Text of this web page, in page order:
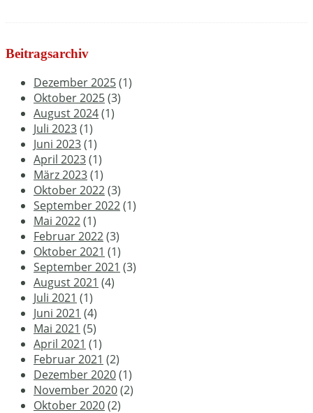
Beitragsarchiv
Dezember 2025(1)
Oktober 2025(3)
August 2024(1)
Juli 2023(1)
Juni 2023(1)
April 2023(1)
März 2023(1)
Oktober 2022(3)
September 2022(1)
Mai 2022(1)
Februar 2022(3)
Oktober 2021 (1)
September 2021 (3)
August 2021 (4)
Juli 2021 (1)
Juni 2021 (4)
Mai 2021 (5)
April 2021 (1)
Februar 2021 (2)
Dezember 2020(1)
November 2020(2)
Oktober 2020(2)